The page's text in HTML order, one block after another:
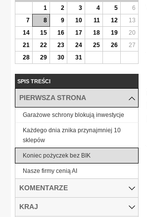
1
2 3 4 5
6
7
8 9 10 11 12
13
14
15 16 17 18 19
20
21
22 23 24 25 26
27
28
29 30 31
SPIS TREŚCI
PIERWSZA STRONA
Garażowe schrony blokują inwestycje
Każdego dnia znika przynajmniej 10
sklepów
Koniec pożyczek bez BIK
Nasze firmy cenią AI
KOMENTARZE
KRAJ